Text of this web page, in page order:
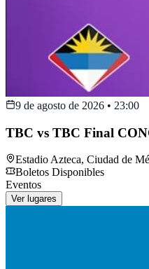
9 de agosto de 2026 • 23:00
TBC vs TBC Final
Estadio Azteca, Ciudad de
Boletos Disponibles
Eventos
Ver lugares